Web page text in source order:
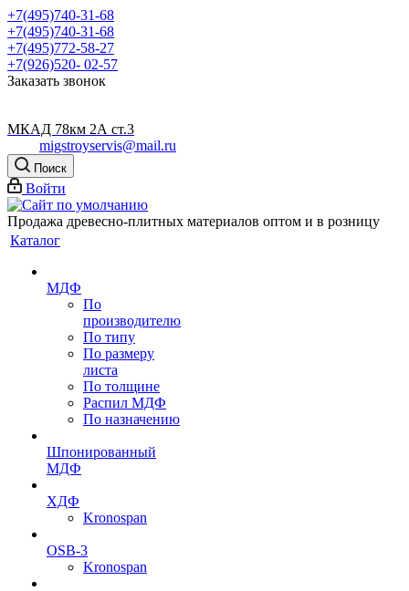
+7(495)740-31-68
+7(495)740-31-68
+7(495)772-58-27
+7(926)520- 02-57
Заказать звонок
МКАД 78км 2А ст.3
migstroyservis@mail.ru
Поиск
Войти
Продажа древесно-плитных материалов оптом и в розницу
Каталог
МДФ
По
производителю
По типу
По размеру
листа
По толщине
Распил МДФ
По назначению
Шпонированный
МДФ
ХДФ
Kronospan
OSB-3
Kronospan